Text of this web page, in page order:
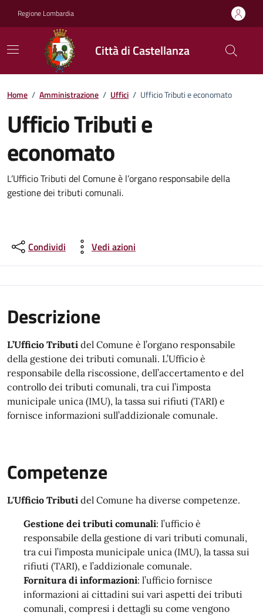
Regione Lombardia
Città di Castellanza
Dettagli dell'ufficio
Home / Amministrazione / Uffici / Ufficio Tributi e economato
Ufficio Tributi e
economato
L’Ufficio Tributi del Comune è l’organo responsabile della
gestione dei tributi comunali.
Condividi Vedi azioni
Descrizione
L’Ufficio Tributi del Comune è l’organo responsabile
della gestione dei tributi comunali. L’Ufficio è
responsabile della riscossione, dell’accertamento e del
controllo dei tributi comunali, tra cui l’imposta
municipale unica (IMU), la tassa sui rifiuti (TARI) e
fornisce informazioni sull’addizionale comunale.
Competenze
L'Ufficio Tributi del Comune ha diverse competenze.
Gestione dei tributi comunali: l’ufficio è
responsabile della gestione di vari tributi comunali,
tra cui l’imposta municipale unica (IMU), la tassa sui
rifiuti (TARI), e l’addizionale comunale.
Fornitura di informazioni: l’ufficio fornisce
informazioni ai cittadini sui vari aspetti dei tributi
comunali, compresi i dettagli su come vengono